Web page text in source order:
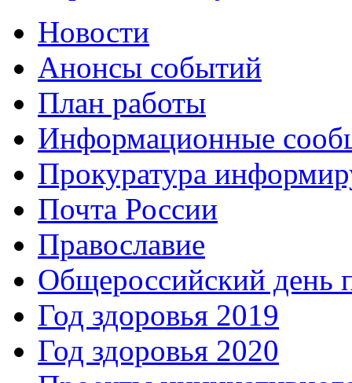
Новости
Анонсы событий
План работы
Информационные
Прокуратура
Почта России
Православие
Общероссийский день
Год здоровья 2019
Год здоровья 2020